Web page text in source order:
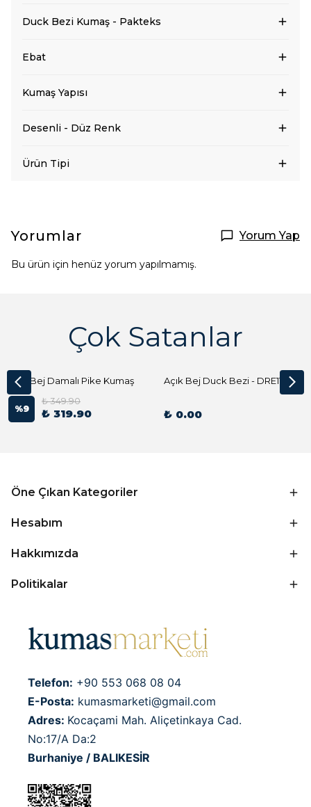
Duck Bezi Kumaş - Pakteks
Ebat
Kumaş Yapısı
Desenli - Düz Renk
Ürün Tipi
Yorumlar Yorum Yap
Bu ürün için henüz yorum yapılmamış.
Çok Satanlar
Açık Bej Damalı Pike Kumaş
%9
₺ 349.90
₺ 319.90
Açık Bej Duck Bezi - DRE1144 Kumaş Peçete
₺ 0.00
Öne Çıkan Kategoriler
Hesabım
Hakkımızda
Politikalar
Telefon: +90 553 068 08 04
E-Posta: kumasmarketi@gmail.com
Adres: Kocaçami Mah. Aliçetinkaya Cad.
No:17/A Da:2
Burhaniye / BALIKESİR